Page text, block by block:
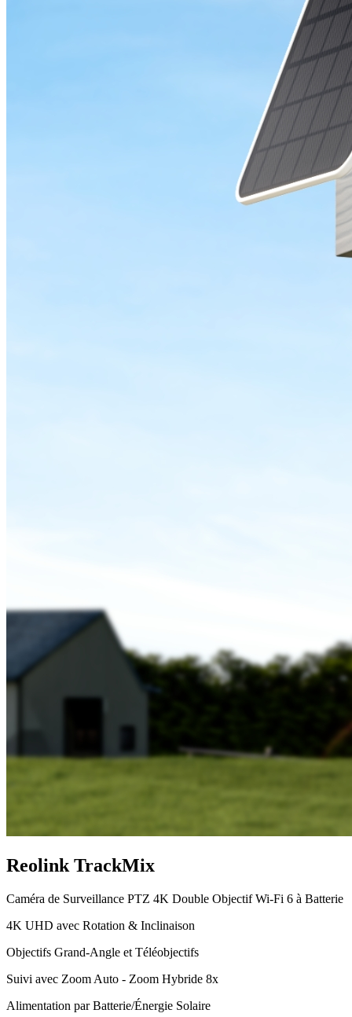
Reolink TrackMix
Caméra de Surveillance PTZ 4K Double Objectif Wi-Fi 6 à Batterie
4K UHD avec Rotation & Inclinaison
Objectifs Grand-Angle et Téléobjectifs
Suivi avec Zoom Auto - Zoom Hybride 8x
Alimentation par Batterie/Énergie Solaire